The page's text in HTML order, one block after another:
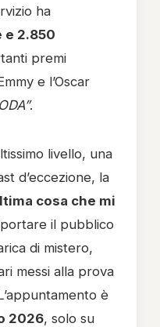
ha
e 2.850
premi
e l’Oscar
.
livello, una
d’eccezione, la
cosa che mi
il pubblico
di mistero,
messi alla prova
è
2026, solo su